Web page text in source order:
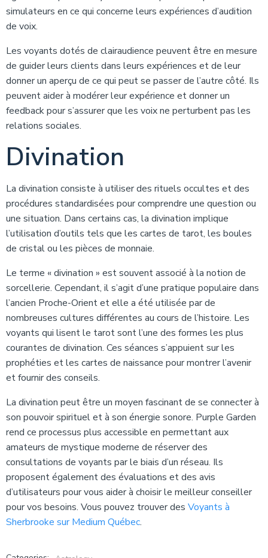
simulateurs en ce qui concerne leurs expériences d’audition
de voix.
Les voyants dotés de clairaudience peuvent être en mesure
de guider leurs clients dans leurs expériences et de leur
donner un aperçu de ce qui peut se passer de l’autre côté. Ils
peuvent aider à modérer leur expérience et donner un
feedback pour s’assurer que les voix ne perturbent pas les
relations sociales.
Divination
La divination consiste à utiliser des rituels occultes et des
procédures standardisées pour comprendre une question ou
une situation. Dans certains cas, la divination implique
l’utilisation d’outils tels que les cartes de tarot, les boules
de cristal ou les pièces de monnaie.
Le terme « divination » est souvent associé à la notion de
sorcellerie. Cependant, il s’agit d’une pratique populaire dans
l’ancien Proche-Orient et elle a été utilisée par de
nombreuses cultures différentes au cours de l’histoire. Les
voyants qui lisent le tarot sont l’une des formes les plus
courantes de divination. Ces séances s’appuient sur les
prophéties et les cartes de naissance pour montrer l’avenir
et fournir des conseils.
La divination peut être un moyen fascinant de se connecter à
son pouvoir spirituel et à son énergie sonore. Purple Garden
rend ce processus plus accessible en permettant aux
amateurs de mystique moderne de réserver des
consultations de voyants par le biais d’un réseau. Ils
proposent également des évaluations et des avis
d’utilisateurs pour vous aider à choisir le meilleur conseiller
pour vos besoins. Vous pouvez trouver des Voyants à
Sherbrooke sur Medium Québec.